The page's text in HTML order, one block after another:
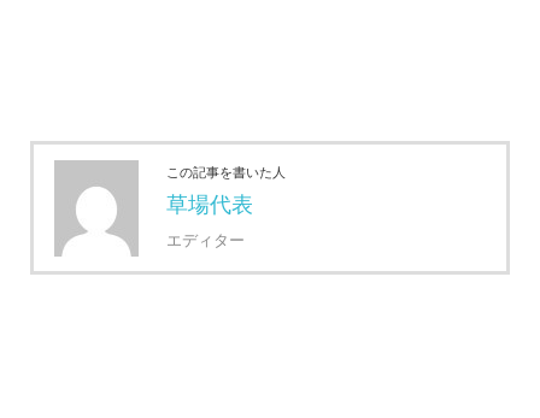
この記事を書いた人
草場代表
エディター